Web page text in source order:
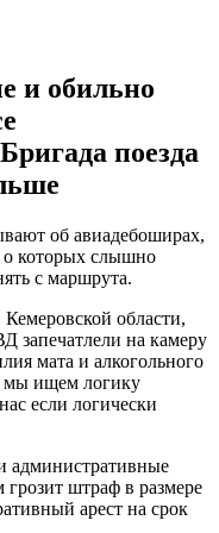
и обильно
поезда
об авиадебоширах,
которых слышно
с маршрута.
области,
запечатлели на камеру
мата и алкогольного
мы ищем логику
если логически
административные
грозит штраф в размере
арест на срок